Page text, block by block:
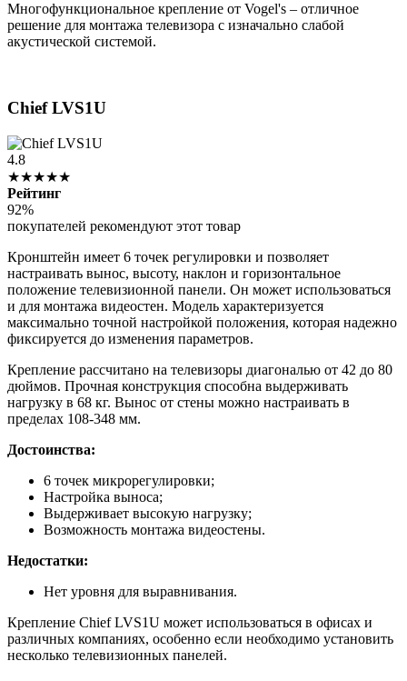
Многофункциональное крепление от Vogel's – отличное
решение для монтажа телевизора с изначально слабой
акустической системой.
Chief LVS1U
4.8
★★★★★
Рейтинг
92%
покупателей рекомендуют этот товар
Кронштейн имеет 6 точек регулировки и позволяет
настраивать вынос, высоту, наклон и горизонтальное
положение телевизионной панели. Он может использоваться
и для монтажа видеостен. Модель характеризуется
максимально точной настройкой положения, которая надежно
фиксируется до изменения параметров.
Крепление рассчитано на телевизоры диагональю от 42 до 80
дюймов. Прочная конструкция способна выдерживать
нагрузку в 68 кг. Вынос от стены можно настраивать в
пределах 108-348 мм.
Достоинства:
6 точек микрорегулировки;
Настройка выноса;
Выдерживает высокую нагрузку;
Возможность монтажа видеостены.
Недостатки:
Нет уровня для выравнивания.
Крепление Chief LVS1U может использоваться в офисах и
различных компаниях, особенно если необходимо установить
несколько телевизионных панелей.